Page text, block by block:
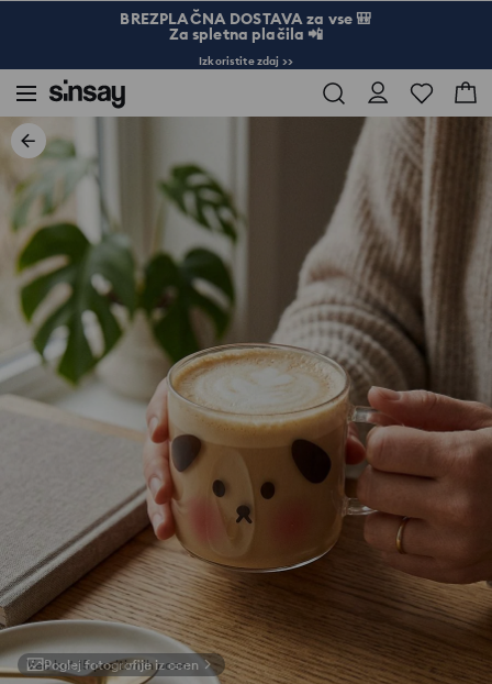
BREZPLAČNA DOSTAVA za vse 🎒
Za spletna plačila 📲
Izkoristite zdaj >>
Poglej fotografije iz ocen